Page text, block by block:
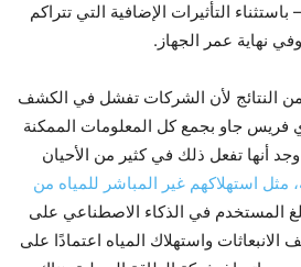
التأثيرات الإضافية التي تتراكم
نهاية عمر الجهاز.
النتائج لأن الشركات تفشل في الكشف
فريس جاو بجمع كل المعلومات الممكنة
وجد أنها تفعل ذلك في كثير من الأحيان
مثل استهلاكهم غير المباشر للمياه من
المستخدم في الذكاء الاصطناعي على
واستهلاك المياه اعتمادًا على